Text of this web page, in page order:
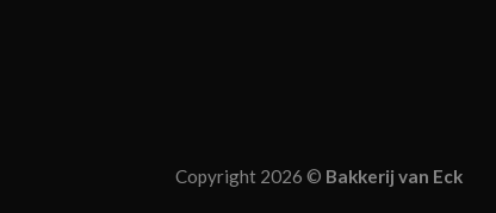
Copyright 2026 © Bakkerij van Eck